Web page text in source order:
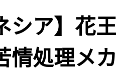
シア】花
情処理メ